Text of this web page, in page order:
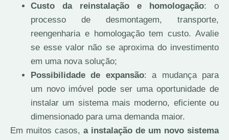
Custo da reinstalação e homologação: o
processo de desmontagem, transporte,
reengenharia e homologação tem custo. Avalie
se esse valor não se aproxima do investimento
em uma nova solução;
Possibilidade de expansão: a mudança para
um novo imóvel pode ser uma oportunidade de
instalar um sistema mais moderno, eficiente ou
dimensionado para uma demanda maior.
Em muitos casos, a instalação de um novo sistema